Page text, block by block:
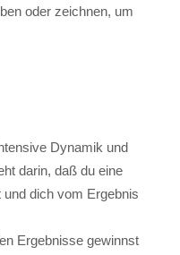
oder zeichnen, um
Dynamik und
darin, daß du eine
und dich vom Ergebnis
Ergebnisse gewinnst